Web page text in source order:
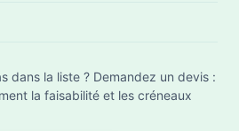
dans la liste ? Demandez un devis :
la faisabilité et les créneaux